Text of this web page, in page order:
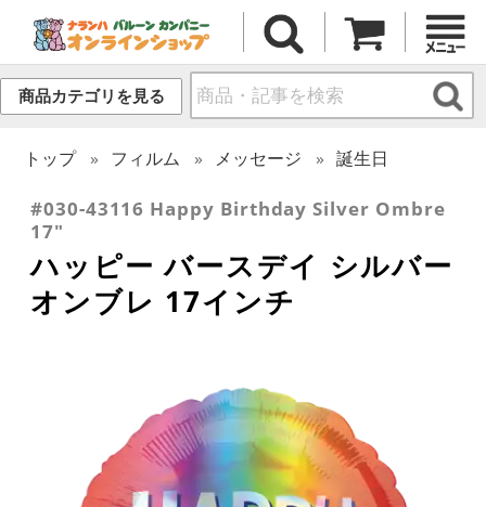
商品カテゴリを見る
トップ フィルム メッセージ 誕生日
#030-43116 Happy Birthday Silver Ombre
17"
ハッピー バースデイ シルバー
オンブレ 17インチ